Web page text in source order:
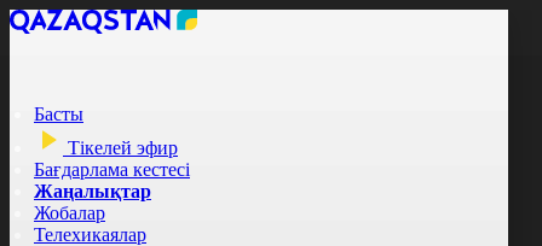
Басты
Тікелей эфир
Бағдарлама кестесі
Жаңалықтар
Жобалар
Телехикаялар